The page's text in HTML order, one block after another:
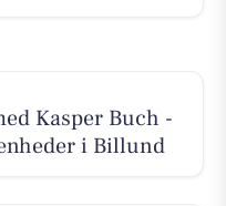
Kasper Buch -
i Billund